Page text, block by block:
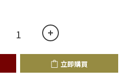
立即購買